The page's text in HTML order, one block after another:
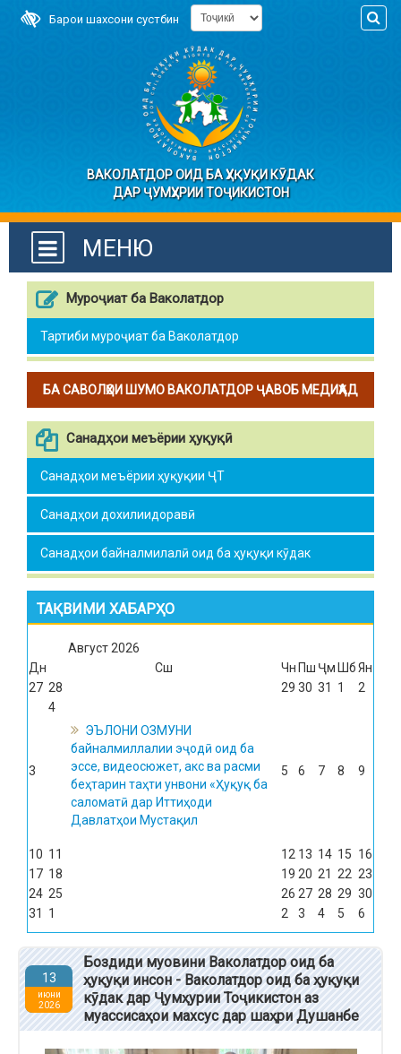
Барои шахсони сустбин
ВАКОЛАТДОР ОИД БА ҲУҚУҚИ КӮДАК
ДАР ҶУМҲУРИИ ТОҶИКИСТОН
МЕНЮ
Муроҷиат ба Ваколатдор
Тартиби муроҷиат ба Ваколатдор
БА САВОЛҲОИ ШУМО ВАКОЛАТДОР ҶАВОБ МЕДИҲАД
Санадҳои меъёрии ҳуқуқӣ
Санадҳои меъёрии ҳуқуқии ҶТ
Санадҳои дохилиидоравӣ
Санадҳои байналмилалӣ оид ба ҳуқуқи кӯдак
ТАҚВИМИ ХАБАРҲО
Август2026
Дн
Сш Чн Пш Ҷм ШбЯн
27 28 29 30 31 1 2
3
4
ЭЪЛОНИ ОЗМУНИ
байналмиллалии эҷодӣ оид ба
эссе, видеосюжет, акс ва расми
беҳтарин таҳти унвони «Ҳуқуқ ба
саломатӣ дар Иттиҳоди
Давлатҳои Мустақил
5 6 7 8 9
10 11 12 13 14 15 16
17 18 19 20 21 22 23
24 25 26 27 28 29 30
31
1 2 3 4 5 6
13
июни
2026
Боздиди муовини Ваколатдор оид ба
ҳуқуқи инсон - Ваколатдор оид ба ҳуқуқи
кӯдак дар Ҷумҳурии Тоҷикистон аз
муассисаҳои махсус дар шаҳри Душанбе